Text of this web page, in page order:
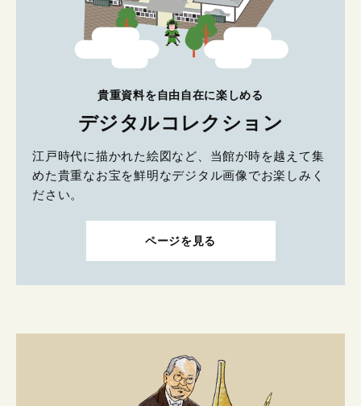
貴重資料を自由自在に楽しめる
デジタルコレクション
江戸時代に描かれた絵図など、当館が時を越えて集
めた貴重なお宝を鮮明なデジタル画像でお楽しみく
ださい。
ページを見る